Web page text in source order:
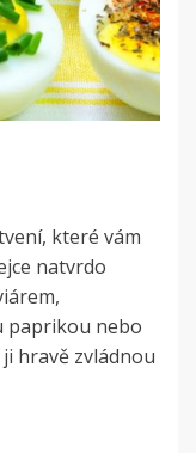
které vám
natvrdo
paprikou nebo
hravě zvládnou